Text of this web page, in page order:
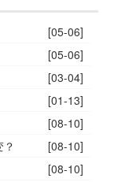
[05-06]
[05-06]
[03-04]
[01-13]
[08-10]
[08-10]
[08-10]